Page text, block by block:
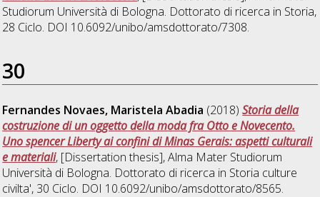
Studiorum Università di Bologna. Dottorato di ricerca in Storia,
28 Ciclo. DOI 10.6092/unibo/amsdottorato/7308.
30
Fernandes Novaes, Maristela Abadia (2018)Storia della
costruzione di un oggetto della moda fra Otto e Novecento.
Uno spencer Liberty ai confini di Minas Gerais: aspetti culturali
e materiali, [Dissertation thesis], Alma Mater Studiorum
Università di Bologna. Dottorato di ricerca in Storia culture
civilta', 30 Ciclo. DOI 10.6092/unibo/amsdottorato/8565.